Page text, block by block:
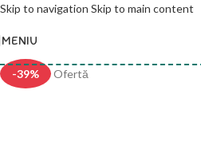
Skip to navigation Skip to main content
MENIU
-39% Ofertă